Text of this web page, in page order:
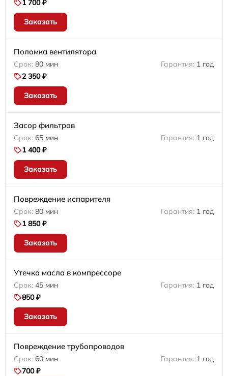
1 700 ₽
Заказать
Поломка вентилятора
80 мин
1 год
2 350 ₽
Заказать
Засор фильтров
65 мин
1 год
1 400 ₽
Заказать
Повреждение испарителя
80 мин
1 год
1 850 ₽
Заказать
Утечка масла в компрессоре
45 мин
1 год
850 ₽
Заказать
Повреждение трубопроводов
60 мин
1 год
700 ₽